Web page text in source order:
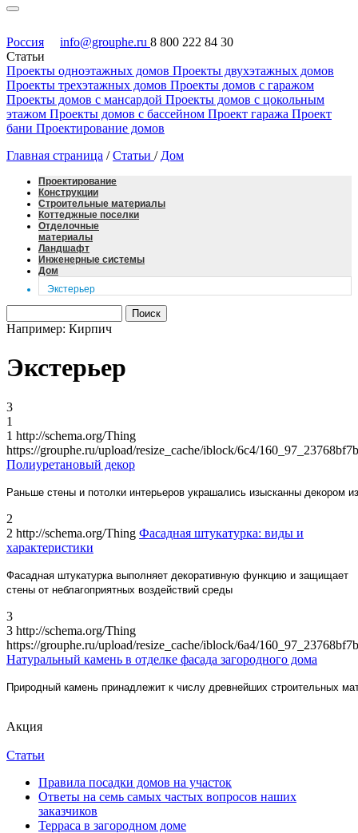
Россия info@grouphe.ru 8 800 222 84 30
Статьи
Проекты одноэтажных домов Проекты двухэтажных домов
Проекты трехэтажных домов Проекты домов с гаражом
Проекты домов с мансардой Проекты домов с цокольным
этажом Проекты домов с бассейном Проект гаража Проект
бани Проектирование домов
Главная страница / Статьи / Дом
Проектирование
Конструкции
Строительные материалы
Коттеджные поселки
Отделочные
материалы
Ландшафт
Инженерные системы
Дом
Экстерьер
Например: Кирпич
Экстерьер
3
1
1 http://schema.org/Thing
https://grouphe.ru/upload/resize_cache/iblock/6c4/
Полиуретановый декор
Раньше стены и потолки интерьеров украшались изысканны декором
2
2 http://schema.org/Thing Фасадная штукатурка: виды и
характеристики
Фасадная штукатурка выполняет декоративную функцию и защищает
стены от неблагоприятных воздействий среды
3
3 http://schema.org/Thing
https://grouphe.ru/upload/resize_cache/iblock/6a4/
Натуральный камень в отделке фасада загородного дома
Природный камень принадлежит к числу древнейших строительных
Акция
Статьи
Правила посадки домов на участок
Ответы на семь самых частых вопросов наших
заказчиков
Терраса в загородном доме